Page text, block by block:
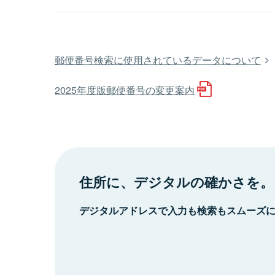
郵便番号検索に使用されているデータについて
2025年度版郵便番号の変更案内
住所に、デジタルの確かさを。
デジタルアドレスで入力も検索もスムーズ